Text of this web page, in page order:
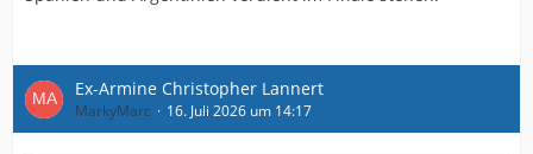
Ex-Armine Christopher Lannert
MarkyMarc 16. Juli 2026 um 14:17